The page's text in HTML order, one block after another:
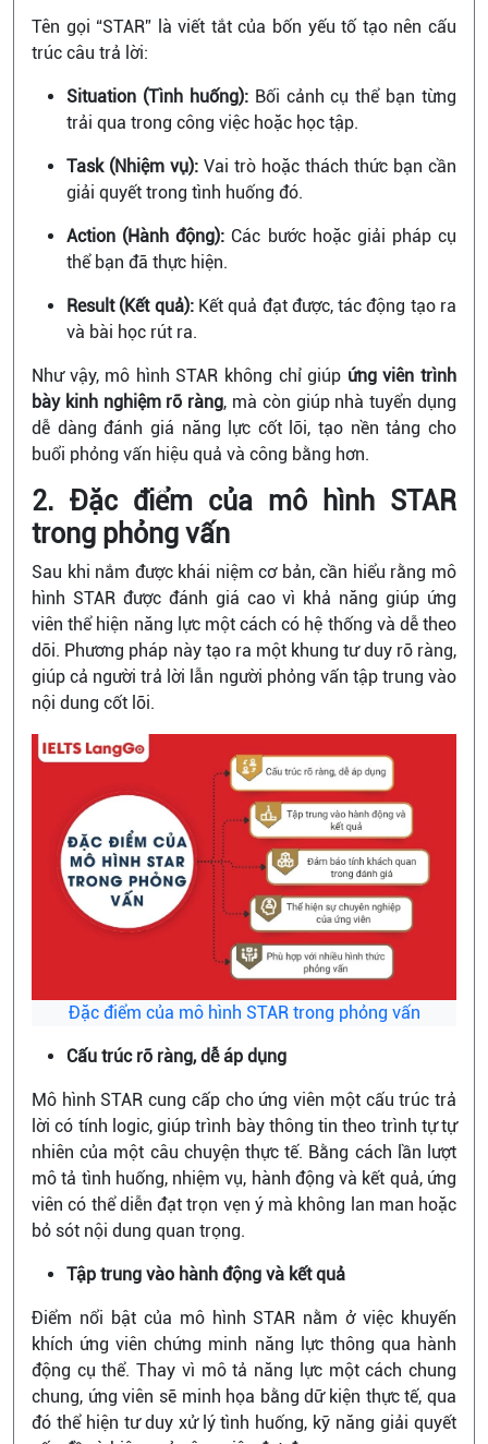
Tên gọi “STAR” là viết tắt của bốn yếu tố tạo nên cấu
trúc câu trả lời:
Situation (Tình huống):Bối cảnh cụ thể bạn từng
trải qua trong công việc hoặc học tập.
Task (Nhiệm vụ): Vai trò hoặc thách thức bạn cần
giải quyết trong tình huống đó.
Action (Hành động): Các bước hoặc giải pháp cụ
thể bạn đã thực hiện.
Result (Kết quả):Kết quả đạt được, tác động tạo ra
và bài học rút ra.
Như vậy, mô hình STAR không chỉ giúp ứng viên trình
bày kinh nghiệm rõ ràng, mà còn giúp nhà tuyển dụng
dễ dàng đánh giá năng lực cốt lõi, tạo nền tảng cho
buổi phỏng vấn hiệu quả và công bằng hơn.
2. Đặc điểm của mô hình STAR
trong phỏng vấn
Sau khi nắm được khái niệm cơ bản, cần hiểu rằng mô
hình STAR được đánh giá cao vì khả năng giúp ứng
viên thể hiện năng lực một cách có hệ thống và dễ theo
dõi. Phương pháp này tạo ra một khung tư duy rõ ràng,
giúp cả người trả lời lẫn người phỏng vấn tập trung vào
nội dung cốt lõi.
Đặc điểm của mô hình STAR trong phỏng vấn
Cấu trúc rõ ràng, dễ áp dụng
Mô hình STAR cung cấp cho ứng viên một cấu trúc trả
lời có tính logic, giúp trình bày thông tin theo trình tự tự
nhiên của một câu chuyện thực tế. Bằng cách lần lượt
mô tả tình huống, nhiệm vụ, hành động và kết quả, ứng
viên có thể diễn đạt trọn vẹn ý mà không lan man hoặc
bỏ sót nội dung quan trọng.
Tập trung vào hành động và kết quả
Điểm nổi bật của mô hình STAR nằm ở việc khuyến
khích ứng viên chứng minh năng lực thông qua hành
động cụ thể. Thay vì mô tả năng lực một cách chung
chung, ứng viên sẽ minh họa bằng dữ kiện thực tế, qua
đó thể hiện tư duy xử lý tình huống, kỹ năng giải quyết